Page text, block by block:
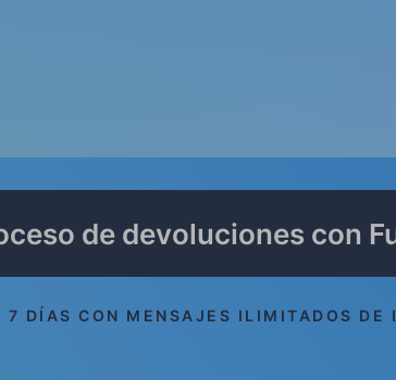
de devoluciones con
7 DÍAS CON MENSAJES ILIMITADOS DE